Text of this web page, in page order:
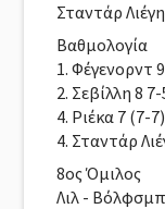
Σταντάρ
Βαθμολογία
1. Φέγενορντ
2. Σεβίλλη 8 7-
4. Ριέκα 7 (7-7)
4. Σταντάρ
8oς Όμιλος
Λιλ -